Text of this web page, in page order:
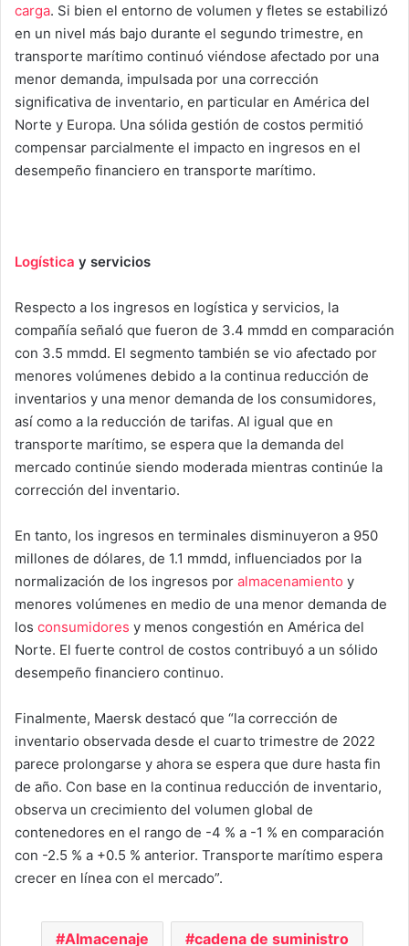
carga. Si bien el entorno de volumen y fletes se estabilizó
en un nivel más bajo durante el segundo trimestre, en
transporte marítimo continuó viéndose afectado por una
menor demanda, impulsada por una corrección
significativa de inventario, en particular en América del
Norte y Europa. Una sólida gestión de costos permitió
compensar parcialmente el impacto en ingresos en el
desempeño financiero en transporte marítimo.
Logística y servicios
Respecto a los ingresos en logística y servicios, la
compañía señaló que fueron de 3.4 mmdd en comparación
con 3.5 mmdd. El segmento también se vio afectado por
menores volúmenes debido a la continua reducción de
inventarios y una menor demanda de los consumidores,
así como a la reducción de tarifas. Al igual que en
transporte marítimo, se espera que la demanda del
mercado continúe siendo moderada mientras continúe la
corrección del inventario.
En tanto, los ingresos en terminales disminuyeron a 950
millones de dólares, de 1.1 mmdd, influenciados por la
normalización de los ingresos por almacenamiento y
menores volúmenes en medio de una menor demanda de
los consumidores y menos congestión en América del
Norte. El fuerte control de costos contribuyó a un sólido
desempeño financiero continuo.
Finalmente, Maersk destacó que “la corrección de
inventario observada desde el cuarto trimestre de 2022
parece prolongarse y ahora se espera que dure hasta fin
de año. Con base en la continua reducción de inventario,
observa un crecimiento del volumen global de
contenedores en el rango de -4 % a -1 % en comparación
con -2.5 % a +0.5 % anterior. Transporte marítimo espera
crecer en línea con el mercado”.
Almacenaje cadena de suministro